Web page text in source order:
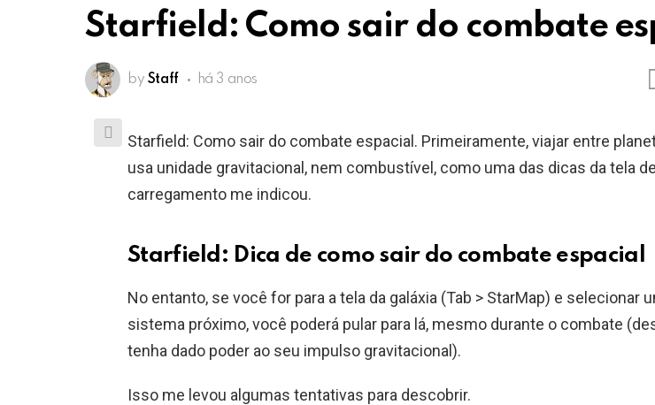
Starfield: Como sair do combate
by Staff há 3 anos
Starfield: Como sair do combate espacial. Primeiramente, viajar entre
usa unidade gravitacional, nem combustível, como uma das dicas da tela de
carregamento me indicou.
Starfield: Dica de como sair do combate espacial
No entanto, se você for para a tela da galáxia (Tab > StarMap) e selecionar
sistema próximo, você poderá pular para lá, mesmo durante o combate
tenha dado poder ao seu impulso gravitacional).
Isso me levou algumas tentativas para descobrir.